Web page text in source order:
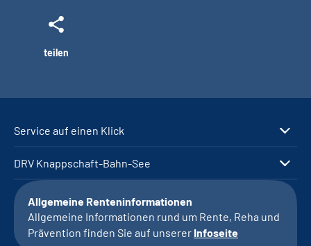
teilen
Service auf einen Klick
DRV Knappschaft-Bahn-See
Allgemeine Renteninformationen
Allgemeine Informationen rund um Rente, Reha und
Prävention finden Sie auf unserer Infoseite